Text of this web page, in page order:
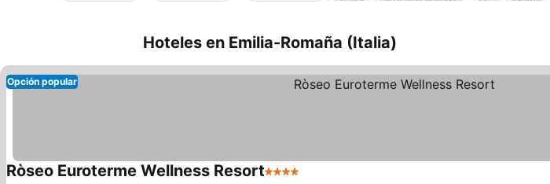
Hoteles en Emilia-Romaña (Italia)
Opción popular
Ròseo Euroterme Wellness Resort4 Estrellas